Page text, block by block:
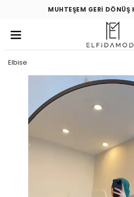
MUHTEŞEM GERİ DÖNÜŞ
Elbise